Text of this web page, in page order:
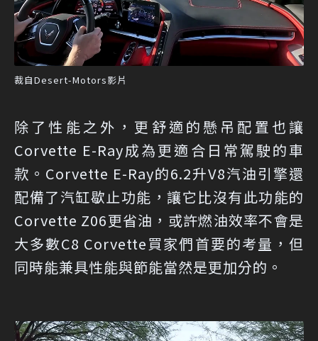
裁自Desert-Motors影片
除了性能之外，更舒適的懸吊配置也讓
Corvette E-Ray成為更適合日常駕駛的車
款。Corvette E-Ray的6.2升V8汽油引擎還
配備了汽缸歇止功能，讓它比沒有此功能的
Corvette Z06更省油，或許燃油效率不會是
大多數C8 Corvette買家們首要的考量，但
同時能兼具性能與節能當然是更加分的。